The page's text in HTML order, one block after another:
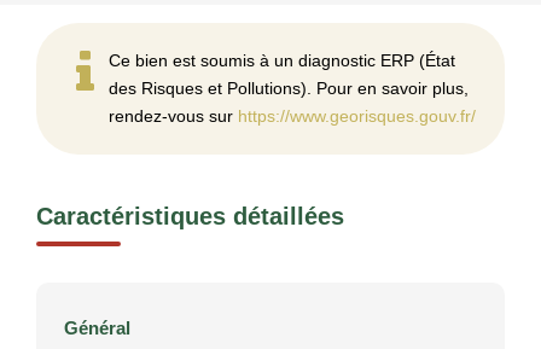
Ce bien est soumis à un diagnostic ERP (État
des Risques et Pollutions). Pour en savoir plus,
rendez-vous sur https://www.georisques.gouv.fr/
Caractéristiques détaillées
Général